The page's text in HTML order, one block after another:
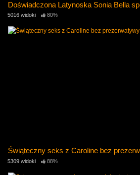
Doświadczona Latynoska Sonia Bella
5016 widoki 80%
Świąteczny seks z Caroline bez
5309 widoki 88%